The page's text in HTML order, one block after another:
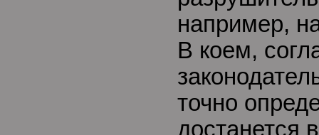
например,
В коем,
точно
достанется